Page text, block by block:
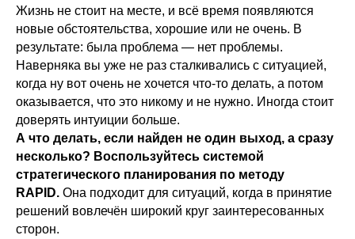
Жизнь не стоит на месте, и всё время появляются
новые обстоятельства, хорошие или не очень. В
результате: была проблема — нет проблемы.
Наверняка вы уже не раз сталкивались с ситуацией,
когда ну вот очень не хочется что-то делать, а потом
оказывается, что это никому и не нужно. Иногда стоит
доверять интуиции больше.
А что делать, если найден не один выход, а сразу
несколько? Воспользуйтесь системой
стратегического планирования по методу
RAPID. Она подходит для ситуаций, когда в принятие
решений вовлечён широкий круг заинтересованных
сторон.